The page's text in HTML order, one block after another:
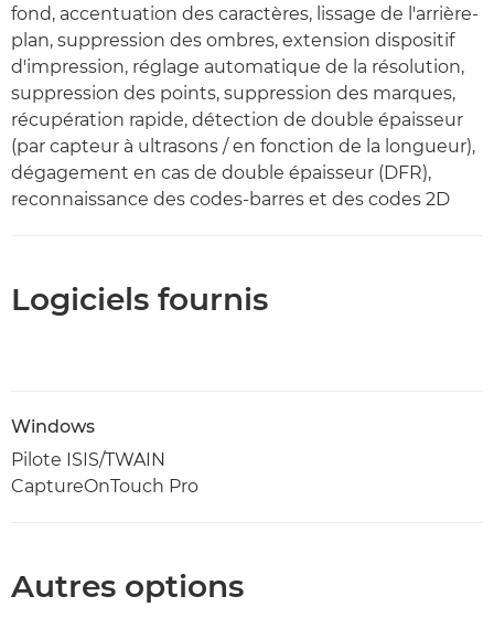
fond, accentuation des caractères, lissage de l'arrière-
plan, suppression des ombres, extension dispositif
d'impression, réglage automatique de la résolution,
suppression des points, suppression des marques,
récupération rapide, détection de double épaisseur
(par capteur à ultrasons / en fonction de la longueur),
dégagement en cas de double épaisseur (DFR),
reconnaissance des codes-barres et des codes 2D
Logiciels fournis
Windows
Pilote ISIS/TWAIN
CaptureOnTouch Pro
Autres options